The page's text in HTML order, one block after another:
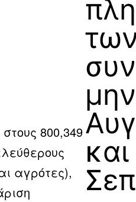
800,349
αγρότες),
και